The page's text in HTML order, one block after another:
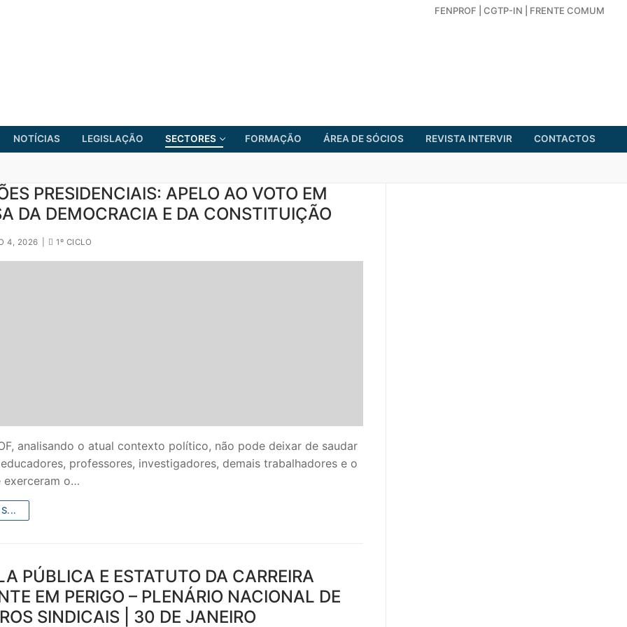
FENPROF CGTP-IN FRENTE COMUM
NOTÍCIAS LEGISLAÇÃO SECTORES FORMAÇÃO ÁREA DE SÓCIOS REVISTA INTERVIR CONTACTOS
FRENTE COMUM
IPSS / MISERICÓRDIAS
PRESIDENCIAIS: APELO AO VOTO EM
DA DEMOCRACIA E DA CONSTITUIÇÃO
4, 2026 1º CICLO
analisando o atual contexto político, não pode deixar de saudar
professores, investigadores, demais trabalhadores e o
exerceram o…
PÚBLICA E ESTATUTO DA CARREIRA
EM PERIGO – PLENÁRIO NACIONAL DE
SINDICAIS | 30 DE JANEIRO